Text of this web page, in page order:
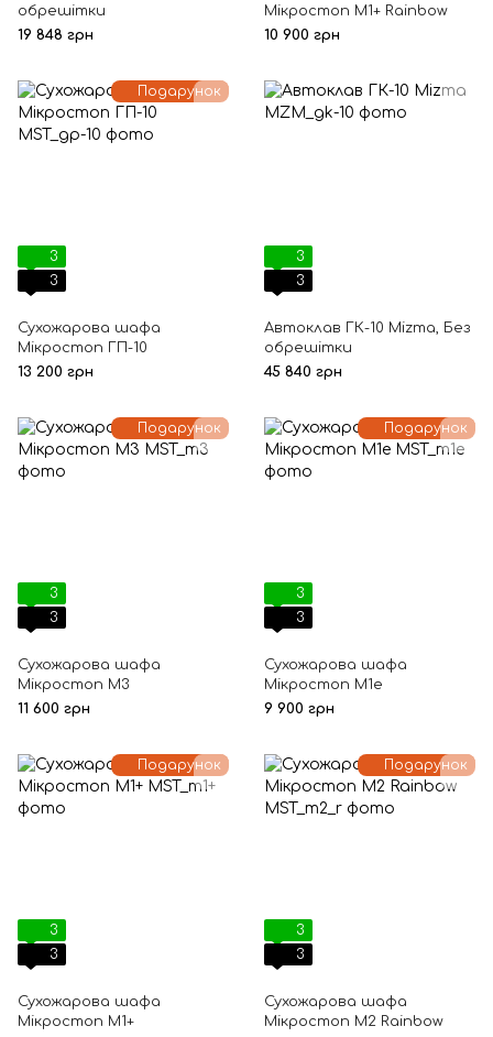
обрешітки
19 848 грн
Мікростоп М1+ Rainbow
10 900 грн
Подарунок
3
3
Сухожарова шафа
Мікростоп ГП-10
13 200 грн
3
3
Автоклав ГК-10 Mizma, Без
обрешітки
45 840 грн
Подарунок
3
3
Сухожарова шафа
Мікростоп М3
11 600 грн
Подарунок
3
3
Сухожарова шафа
Мікростоп М1е
9 900 грн
Подарунок
3
3
Сухожарова шафа
Мікростоп М1+
Подарунок
3
3
Сухожарова шафа
Мікростоп М2 Rainbow